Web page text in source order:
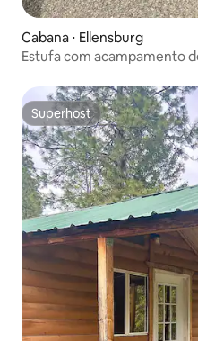
Cabana ⋅ Ellensburg
Estufa com acampamento
Superhost
Superhost